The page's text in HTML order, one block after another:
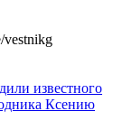
известного
Ксению